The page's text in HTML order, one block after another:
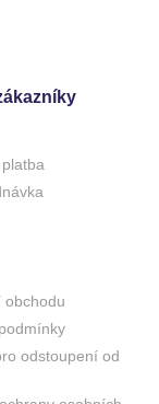
obchodu
odstoupení od